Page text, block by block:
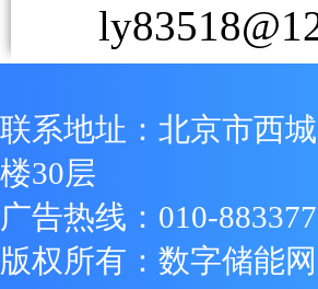
联系地址：北京市西
楼30层
广告热线：010-
版权所有：数字储能